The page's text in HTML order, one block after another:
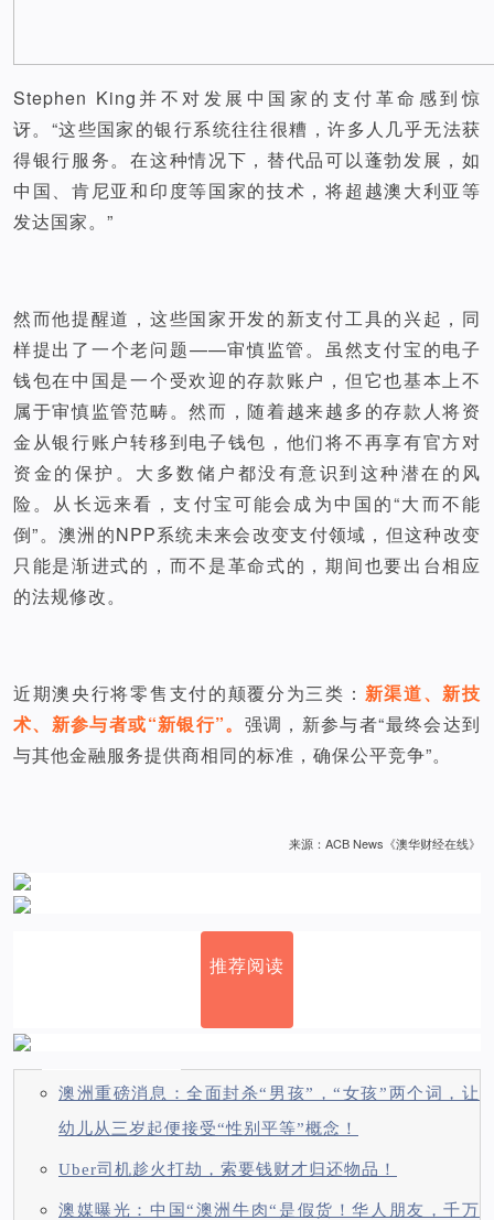
Stephen King并不对发展中国家的支付革命感到惊
讶。“这些国家的银行系统往往很糟，许多人几乎无法获
得银行服务。在这种情况下，替代品可以蓬勃发展，如
中国、肯尼亚和印度等国家的技术，将超越澳大利亚等
发达国家。”
然而他提醒道，这些国家开发的新支付工具的兴起，同
样提出了一个老问题——审慎监管。虽然支付宝的电子
钱包在中国是一个受欢迎的存款账户，但它也基本上不
属于审慎监管范畴。然而，随着越来越多的存款人将资
金从银行账户转移到电子钱包，他们将不再享有官方对
资金的保护。大多数储户都没有意识到这种潜在的风
险。从长远来看，支付宝可能会成为中国的“大而不能
倒”。澳洲的NPP系统未来会改变支付领域，但这种改变
只能是渐进式的，而不是革命式的，期间也要出台相应
的法规修改。
近期澳央行将零售支付的颠覆分为三类： 新渠道、新技
术、新参与者或“新银行”。 强调，新参与者“最终会达到
与其他金融服务提供商相同的标准，确保公平竞争”。
来源：ACB News《澳华财经在线》
推荐阅读
澳洲重磅消息：全面封杀“男孩”，“女孩”两个词，让
幼儿从三岁起便接受“性别平等”概念！
Uber司机趁火打劫，索要钱财才归还物品！
澳媒曝光：中国“澳洲牛肉“是假货！华人朋友，千万